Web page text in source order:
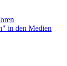
in den Medien